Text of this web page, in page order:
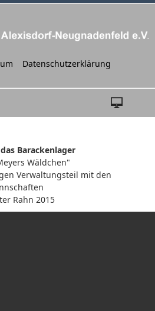
Datenschutzerklärung
Barackenlager
Wäldchen"
Verwaltungsteil mit den
Rahn 2015